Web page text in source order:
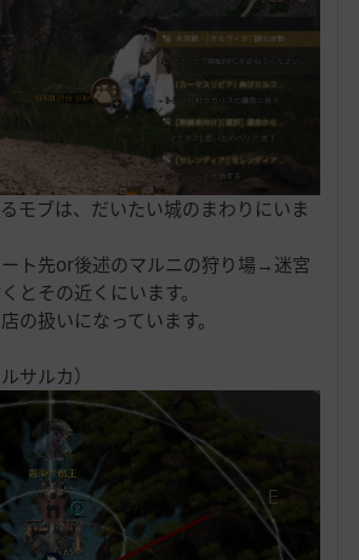
モブは、だいたい城のまわりにいま
ト先or後述のマルニの狩り場→迷宮
とその近くにいます。
の扱いになっています。
サルカ）